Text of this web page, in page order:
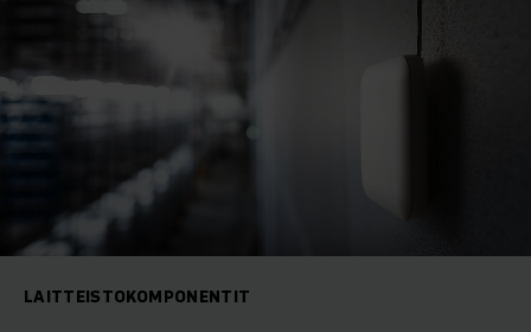
LAITTEISTOKOMPONENTIT